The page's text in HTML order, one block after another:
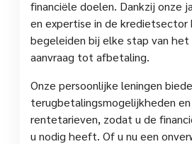
financiële doelen. Dankzij onze
en expertise in de kredietsector
begeleiden bij elke stap van het
aanvraag tot afbetaling.
Onze persoonlijke leningen
terugbetalingsmogelijkheden
rentetarieven, zodat u de
u nodig heeft. Of u nu een